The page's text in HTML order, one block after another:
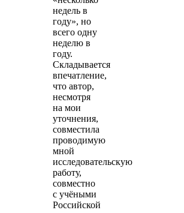
недель в
году», но
всего одну
неделю в
году.
Складывается
впечатление,
что автор,
несмотря
на мои
уточнения,
совместила
проводимую
мной
исследовательскую
работу,
совместно
с учёными
Российской